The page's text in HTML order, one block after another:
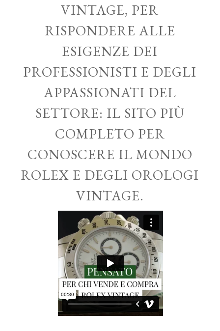
VINTAGE, PER
RISPONDERE ALLE
ESIGENZE DEI
PROFESSIONISTI E DEGLI
APPASSIONATI DEL
SETTORE: IL SITO PIÙ
COMPLETO PER
CONOSCERE IL MONDO
ROLEX E DEGLI OROLOGI
VINTAGE.